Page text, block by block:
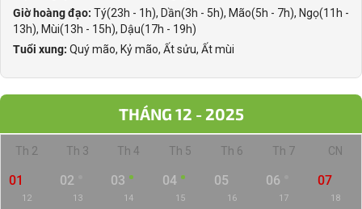
Giờ hoàng đạo: Tý(23h - 1h), Dần(3h - 5h), Mão(5h - 7h), Ngọ(11h -
13h), Mùi(13h - 15h), Dậu(17h - 19h)
Tuổi xung: Quý mão, Kỷ mão, Ất sửu, Ất mùi
THÁNG 12 - 2025
Th 2 Th 3 Th 4 Th 5 Th 6 Th 7 CN
01
12
02
13
03
14
04
15
05
16
06
17
07
18